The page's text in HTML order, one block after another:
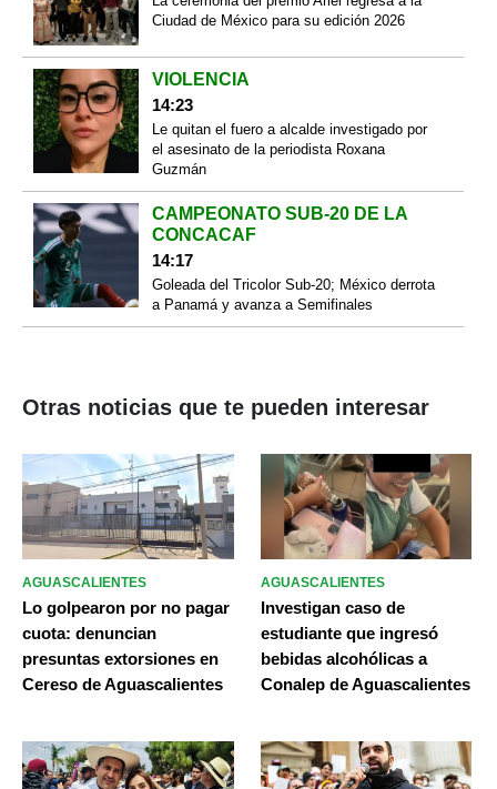
Ciudad de México para su edición 2026
VIOLENCIA
14:23
Le quitan el fuero a alcalde investigado por
el asesinato de la periodista Roxana
Guzmán
CAMPEONATO SUB-20 DE LA
CONCACAF
14:17
Goleada del Tricolor Sub-20; México derrota
a Panamá y avanza a Semifinales
Otras noticias que te pueden interesar
AGUASCALIENTES
Lo golpearon por no pagar
cuota: denuncian
presuntas extorsiones en
Cereso de Aguascalientes
AGUASCALIENTES
Investigan caso de
estudiante que ingresó
bebidas alcohólicas a
Conalep de Aguascalientes